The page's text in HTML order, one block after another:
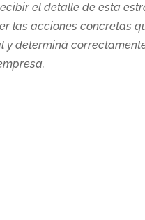
el detalle de esta
las acciones concretas
y determiná